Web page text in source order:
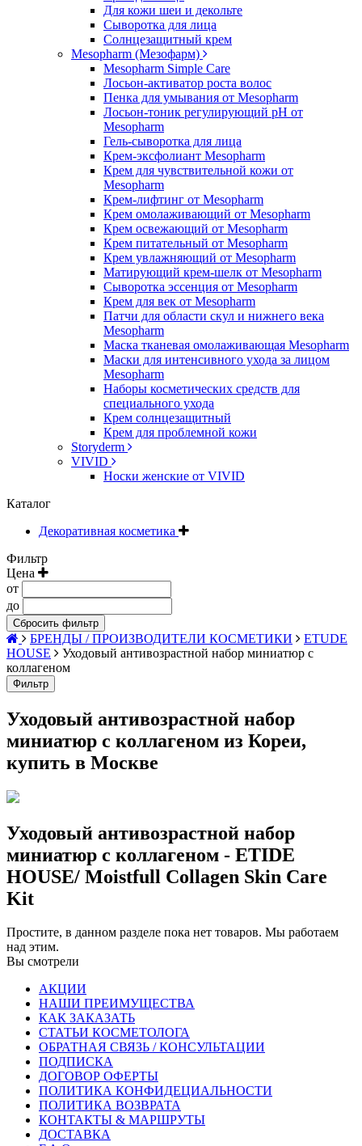
Для кожи шеи и декольте
Сыворотка для лица
Солнцезащитный крем
Mesopharm (Мезофарм)
Mesopharm Simple Care
Лосьон-активатор роста волос
Пенка для умывания от Mesopharm
Лосьон-тоник регулирующий рН от
Mesopharm
Гель-сыворотка для лица
Крем-эксфолиант Mesopharm
Крем для чувствительной кожи от
Mesopharm
Крем-лифтинг от Mesopharm
Крем омолаживающий от Mesopharm
Крем освежающий от Mesopharm
Крем питательный от Mesopharm
Крем увлажняющий от Mesopharm
Матирующий крем-шелк от Mesopharm
Сыворотка эссенция от Mesopharm
Крем для век от Mesopharm
Патчи для области скул и нижнего века
Mesopharm
Маска тканевая омолаживающая Mesopharm
Маски для интенсивного ухода за лицом
Mesopharm
Наборы косметических средств для
специального ухода
Крем солнцезащитный
Крем для проблемной кожи
Storyderm
VIVID
Носки женские от VIVID
Каталог
Декоративная косметика
Фильтр
Цена
от
до
Сбросить фильтр
БРЕНДЫ / ПРОИЗВОДИТЕЛИ КОСМЕТИКИ
ETUDE
HOUSE
Уходовый антивозрастной набор миниатюр с
коллагеном
Фильтр
Уходовый антивозрастной набор
миниатюр с коллагеном из Кореи,
купить в Москве
Уходовый антивозрастной набор
миниатюр с коллагеном - ETIDE
HOUSE/ Moistfull Collagen Skin Care
Kit
Простите, в данном разделе пока нет товаров. Мы работаем
над этим.
Вы смотрели
АКЦИИ
НАШИ ПРЕИМУЩЕСТВА
КАК ЗАКАЗАТЬ
СТАТЬИ КОСМЕТОЛОГА
ОБРАТНАЯ СВЯЗЬ / КОНСУЛЬТАЦИИ
ПОДПИСКА
ДОГОВОР ОФЕРТЫ
ПОЛИТИКА КОНФИДЕЦИАЛЬНОСТИ
ПОЛИТИКА ВОЗВРАТА
КОНТАКТЫ & МАРШРУТЫ
ДОСТАВКА